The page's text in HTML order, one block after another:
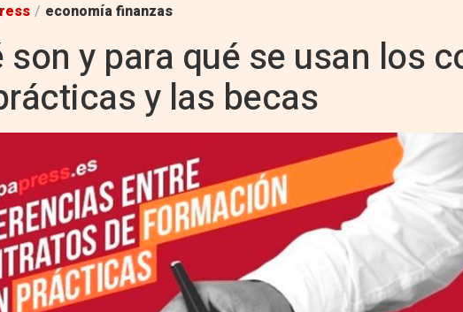
/ economía finanzas
son y para qué se usan los
y las becas